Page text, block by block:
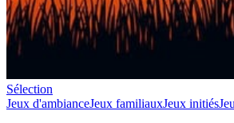
Sélection
Jeux d'ambianceJeux familiauxJeux initiés